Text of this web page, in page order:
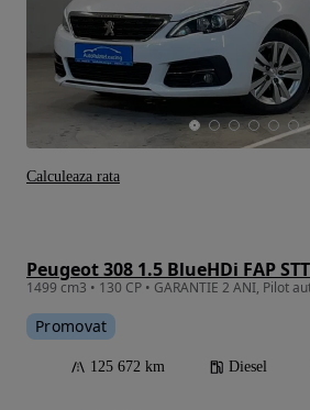
Peugeot 308 1.5 BlueHDi FAP
Promovat
125 672 km Diesel
Calculeaza rata